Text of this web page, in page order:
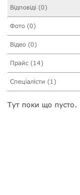
Відповіді (0)
Фото (0)
Відео (0)
Прайс (14)
Спеціалісти (1)
Тут поки що пусто.